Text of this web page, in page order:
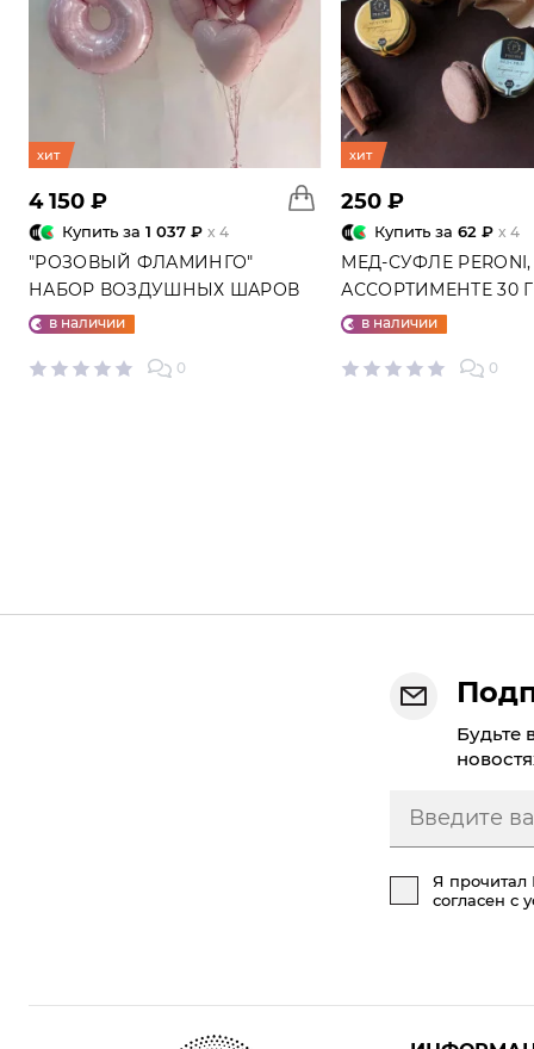
хит
4 150 ₽
Купить за 1 037 ₽ x 4
"РОЗОВЫЙ ФЛАМИНГО"
НАБОР ВОЗДУШНЫХ ШАРОВ
№25в наличии
0
хит
250 ₽
Купить за 62 ₽ x 4
МЕД-СУФЛЕ
АССОРТИМЕНТЕ 30
в наличии
0
Будьте
Я прочитал
согласен с